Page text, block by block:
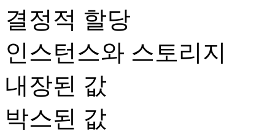
결정적 할당
인스턴스와 스토리지
내장된 값
박스된 값